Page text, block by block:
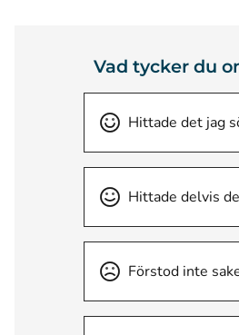
Vad tycker du
Hittade det jag
Hittade delvis
Förstod inte